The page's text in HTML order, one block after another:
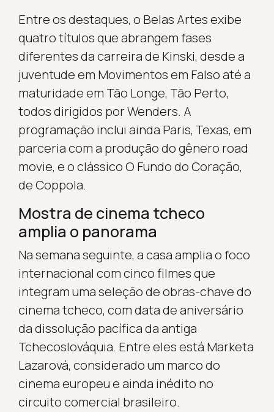
Entre os destaques, o Belas Artes exibe
quatro títulos que abrangem fases
diferentes da carreira de Kinski, desde a
juventude em Movimentos em Falso até a
maturidade em Tão Longe, Tão Perto,
todos dirigidos por Wenders. A
programação inclui ainda Paris, Texas, em
parceria com a produção do gênero road
movie, e o clássico O Fundo do Coração,
de Coppola.
Mostra de cinema tcheco
amplia o panorama
Na semana seguinte, a casa amplia o foco
internacional com cinco filmes que
integram uma seleção de obras-chave do
cinema tcheco, com data de aniversário
da dissolução pacífica da antiga
Tchecoslováquia. Entre eles está Marketa
Lazarová, considerado um marco do
cinema europeu e ainda inédito no
circuito comercial brasileiro.